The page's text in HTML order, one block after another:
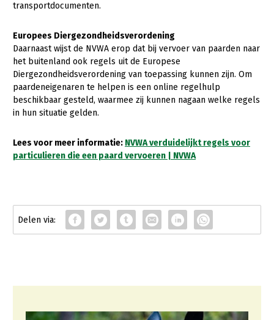
Schapenhouderij
Varkenshouderij
Vleesveehouderij
Paddenstoelen
Vollegrondsgroente
Webinars
Over LTO
LTO Nederland
Mensen
Bestuur en Directie
Vakgroepbestuurders
Jaarverslag 2023
Pers
transportdocumenten.
Europees Diergezondheidsverordening
Daarnaast wijst de NVWA erop dat bij vervoer van paarden naar
het buitenland ook regels uit de Europese
Diergezondheidsverordening van toepassing kunnen zijn. Om
paardeneigenaren te helpen is een online regelhulp
beschikbaar gesteld, waarmee zij kunnen nagaan welke regels
in hun situatie gelden.
Lees voor meer informatie: NVWA verduidelijkt regels voor
particulieren die een paard vervoeren | NVWA